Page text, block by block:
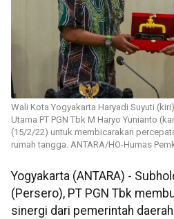
Wali Kota Yogyakarta Haryadi Suyuti
Utama PT PGN Tbk M Haryo Yunianto
(15/2/22) untuk membicarakan
rumah tangga. ANTARA/HO-Humas
Yogyakarta (ANTARA) -
(Persero), PT PGN Tbk
sinergi dari pemerintah